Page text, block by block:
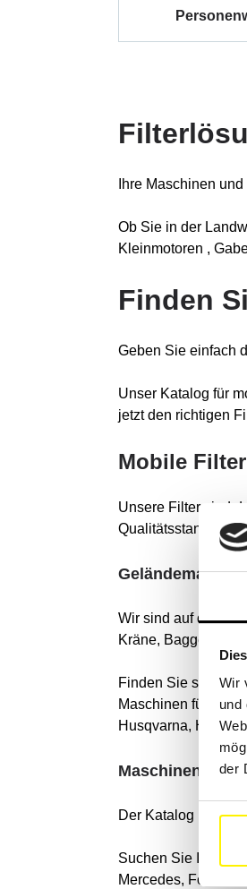
Wir
und
der
Ihre Maschinen
Ob Sie in der
Kleinmotoren ,
Finden
Geben Sie einfach
Unser Katalog für
jetzt den richtigen
Mobile
Unsere Filter sind
Qualitätsstandards.
Wir sind auf die
Kräne,
Finden Sie schnell
Maschinen
Husqvarna,
Maschinen für
Der Katalog
Suchen Sie Ihr
Mercedes, Ford,